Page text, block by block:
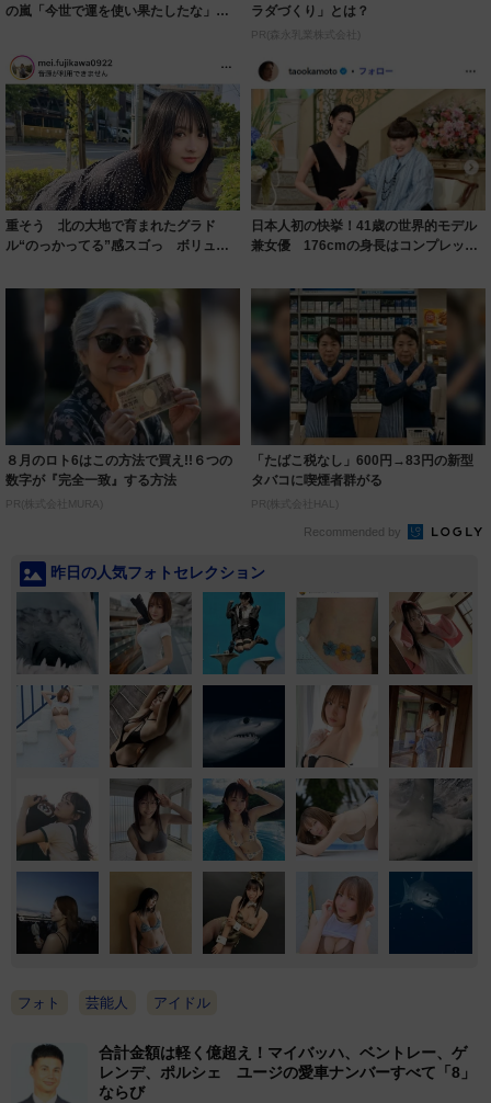
の嵐「今世で運を使い果たしたな」
ラダづくり」とは？
PR(森永乳業株式会社)
重そう 北の大地で育まれたグラド
ル“のっかってる”感スゴっ ボリュー
日本人初の快挙！41歳の世界的モデル
兼女優 176cmの身長はコンプレック
８月のロト6はこの方法で買え!!６つの
数字が『完全一致』する方法
PR(株式会社MURA)
「たばこ税なし」600円→83円の新型
タバコに喫煙者群がる
PR(株式会社HAL)
Recommended by
昨日の人気フォトセレクション
フォト 芸能人 アイドル
合計金額は軽く億超え！マイバッハ、ベントレー、ゲ
レンデ、ポルシェ ユージの愛車ナンバーすべて「8」
ならび